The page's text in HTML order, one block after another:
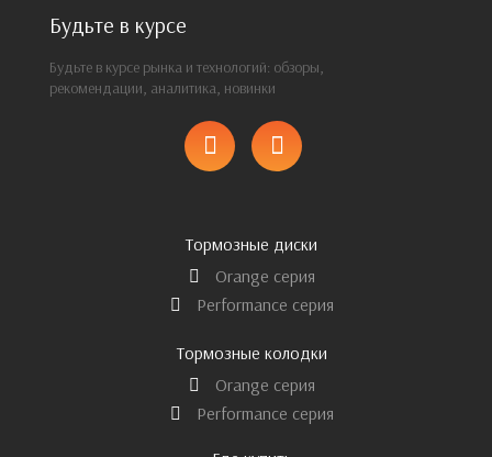
Будьте в курсе
Будьте в курсе рынка и технологий: обзоры,
рекомендации, аналитика, новинки
Тормозные диски
Orange серия
Performance серия
Тормозные колодки
Orange серия
Performance серия